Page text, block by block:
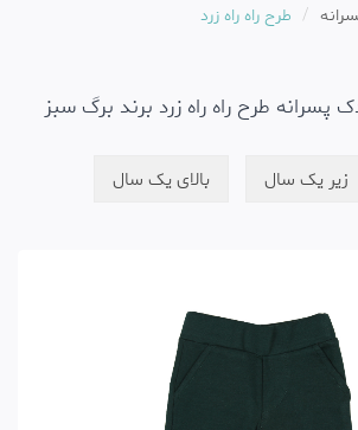
طرح راه راه زرد
پسرانه طرح راه راه زرد برند برگ سبز
زیر یک سال بالای یک سال